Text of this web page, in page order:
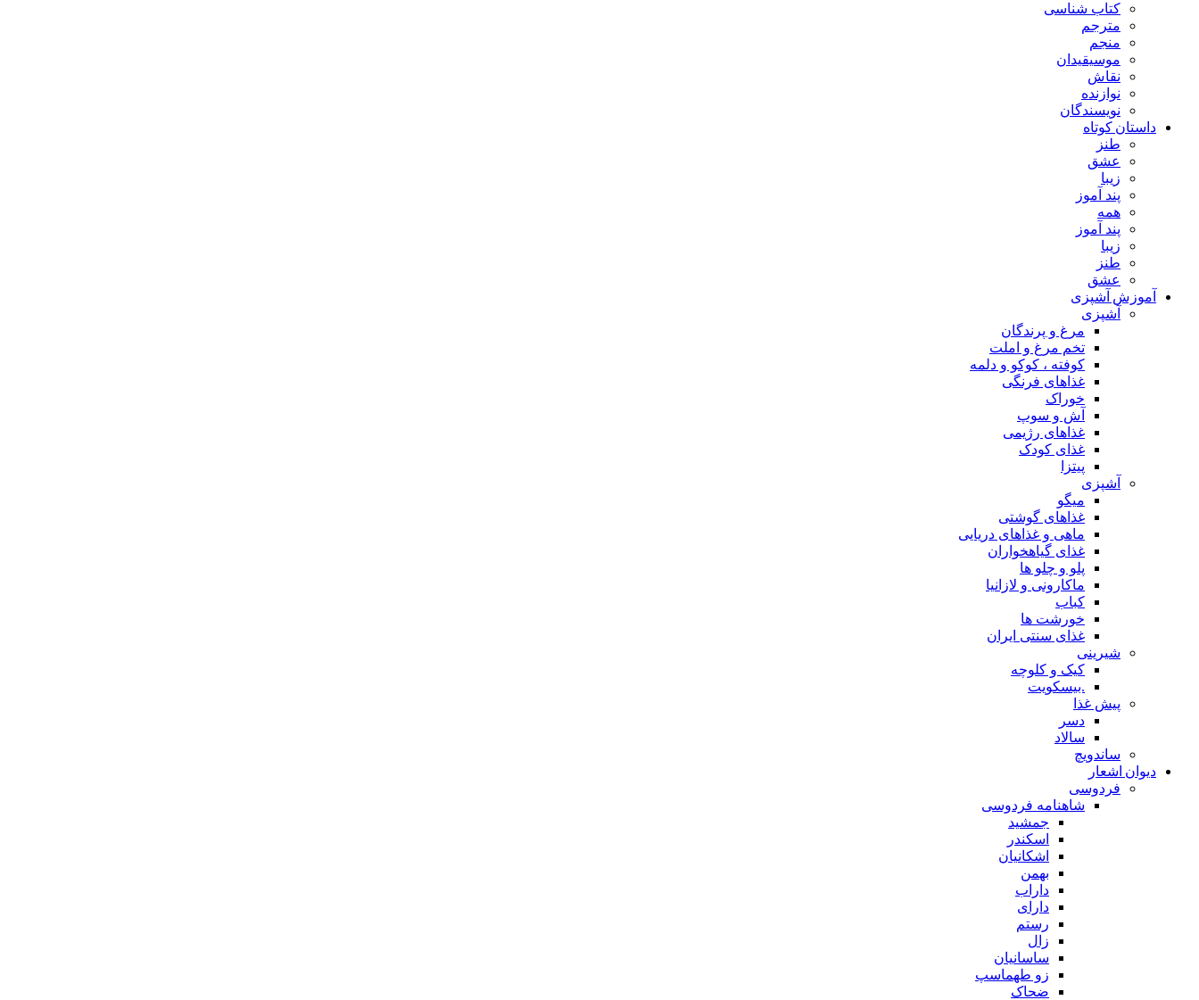
کتاب شناسی
مترجم
منجم
موسیقیدان
نقاش
نوازنده
نویسندگان
داستان کوتاه
طنز
عشق
زیبا
پند آموز
همه
پند آموز
زیبا
طنز
عشق
آموزش آشپزی
آشپزی
مرغ و پرندگان
تخم مرغ و املت
کوفته ، کوکو و دلمه
غذاهای فرنگی
خوراک
آش و سوپ
غذاهای رژیمی
غذای کودک
پیتزا
آشپزی
میگو
غذاهای گوشتی
ماهی و غذاهای دریایی
غذای گیاهخواران
پلو و چلو ها
ماکارونی و لازانیا
کباب
خورشت ها
غذای سنتی ایران
شیرینی
کیک و کلوچه
.بیسکویت
پیش غذا
دسر
سالاد
ساندویچ
دیوان اشعار
فردوسی
شاهنامه فردوسی
جمشید
اسکندر
اشکانیان
بهمن
داراب
دارای
رستم
زال
ساسانیان
زو طهماسپ‏
ضحاک